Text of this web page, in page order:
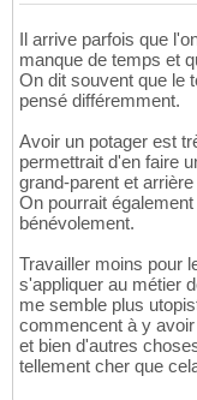
Il arrive parfois que
manque de temps et
On dit souvent que le
pensé différemment.
Avoir un potager est
permettrait d'en faire
grand-parent et
On pourrait
bénévolement.
Travailler moins pour
s'appliquer au métier
me semble plus
commencent à y
et bien d'autres
tellement cher que